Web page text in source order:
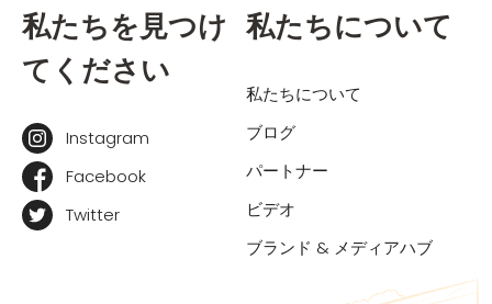
私たちを見つけ
てください
Instagram
Facebook
Twitter
私たちについて
私たちについて
ブログ
パートナー
ビデオ
ブランド & メディアハブ